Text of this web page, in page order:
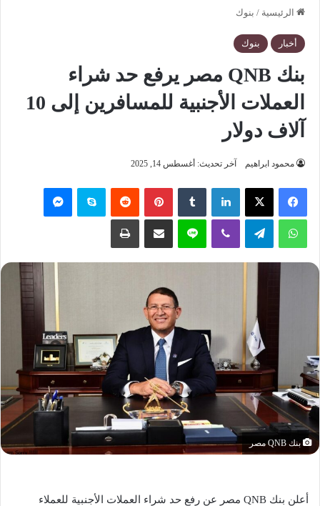
الرئيسية / بنوك
أخبار بنوك
بنك QNB مصر يرفع حد شراء
العملات الأجنبية للمسافرين إلى 10
آلاف دولار
محمود ابراهيم آخر تحديث: أغسطس 14, 2025
فيسبوك ‫X لينكدإن بينتيريست سكايب
واتساب تيلقرام لاين
بنك QNB مصر
أعلن بنك QNB مصر عن رفع حد شراء العملات الأجنبية للعملاء